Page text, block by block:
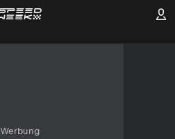
Werbung